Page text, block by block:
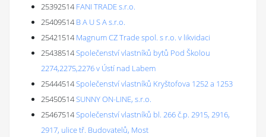
25392514 FANI TRADE s.r.o.
25409514 B A U S A s.r.o.
25421514 Magnum CZ Trade spol. s r.o. v likvidaci
25438514Společenství vlastníků bytů Pod Školou
2274,2275,2276 v Ústí nad Labem
25444514Společenství vlastníků Kryštofova 1252 a 1253
25450514SUNNY ON-LINE, s.r.o.
25467514Společenství vlastníků bl. 266 č.p. 2915, 2916,
2917, ulice tř. Budovatelů, Most